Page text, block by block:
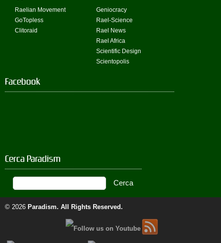
Raelian Movement
GoTopless
Clitoraid
Geniocracy
Rael-Science
Rael News
Rael Africa
Scientific Design
Scientopolis
Facebook
Cerca Paradism
© 2026 Paradism. All Rights Reserved.